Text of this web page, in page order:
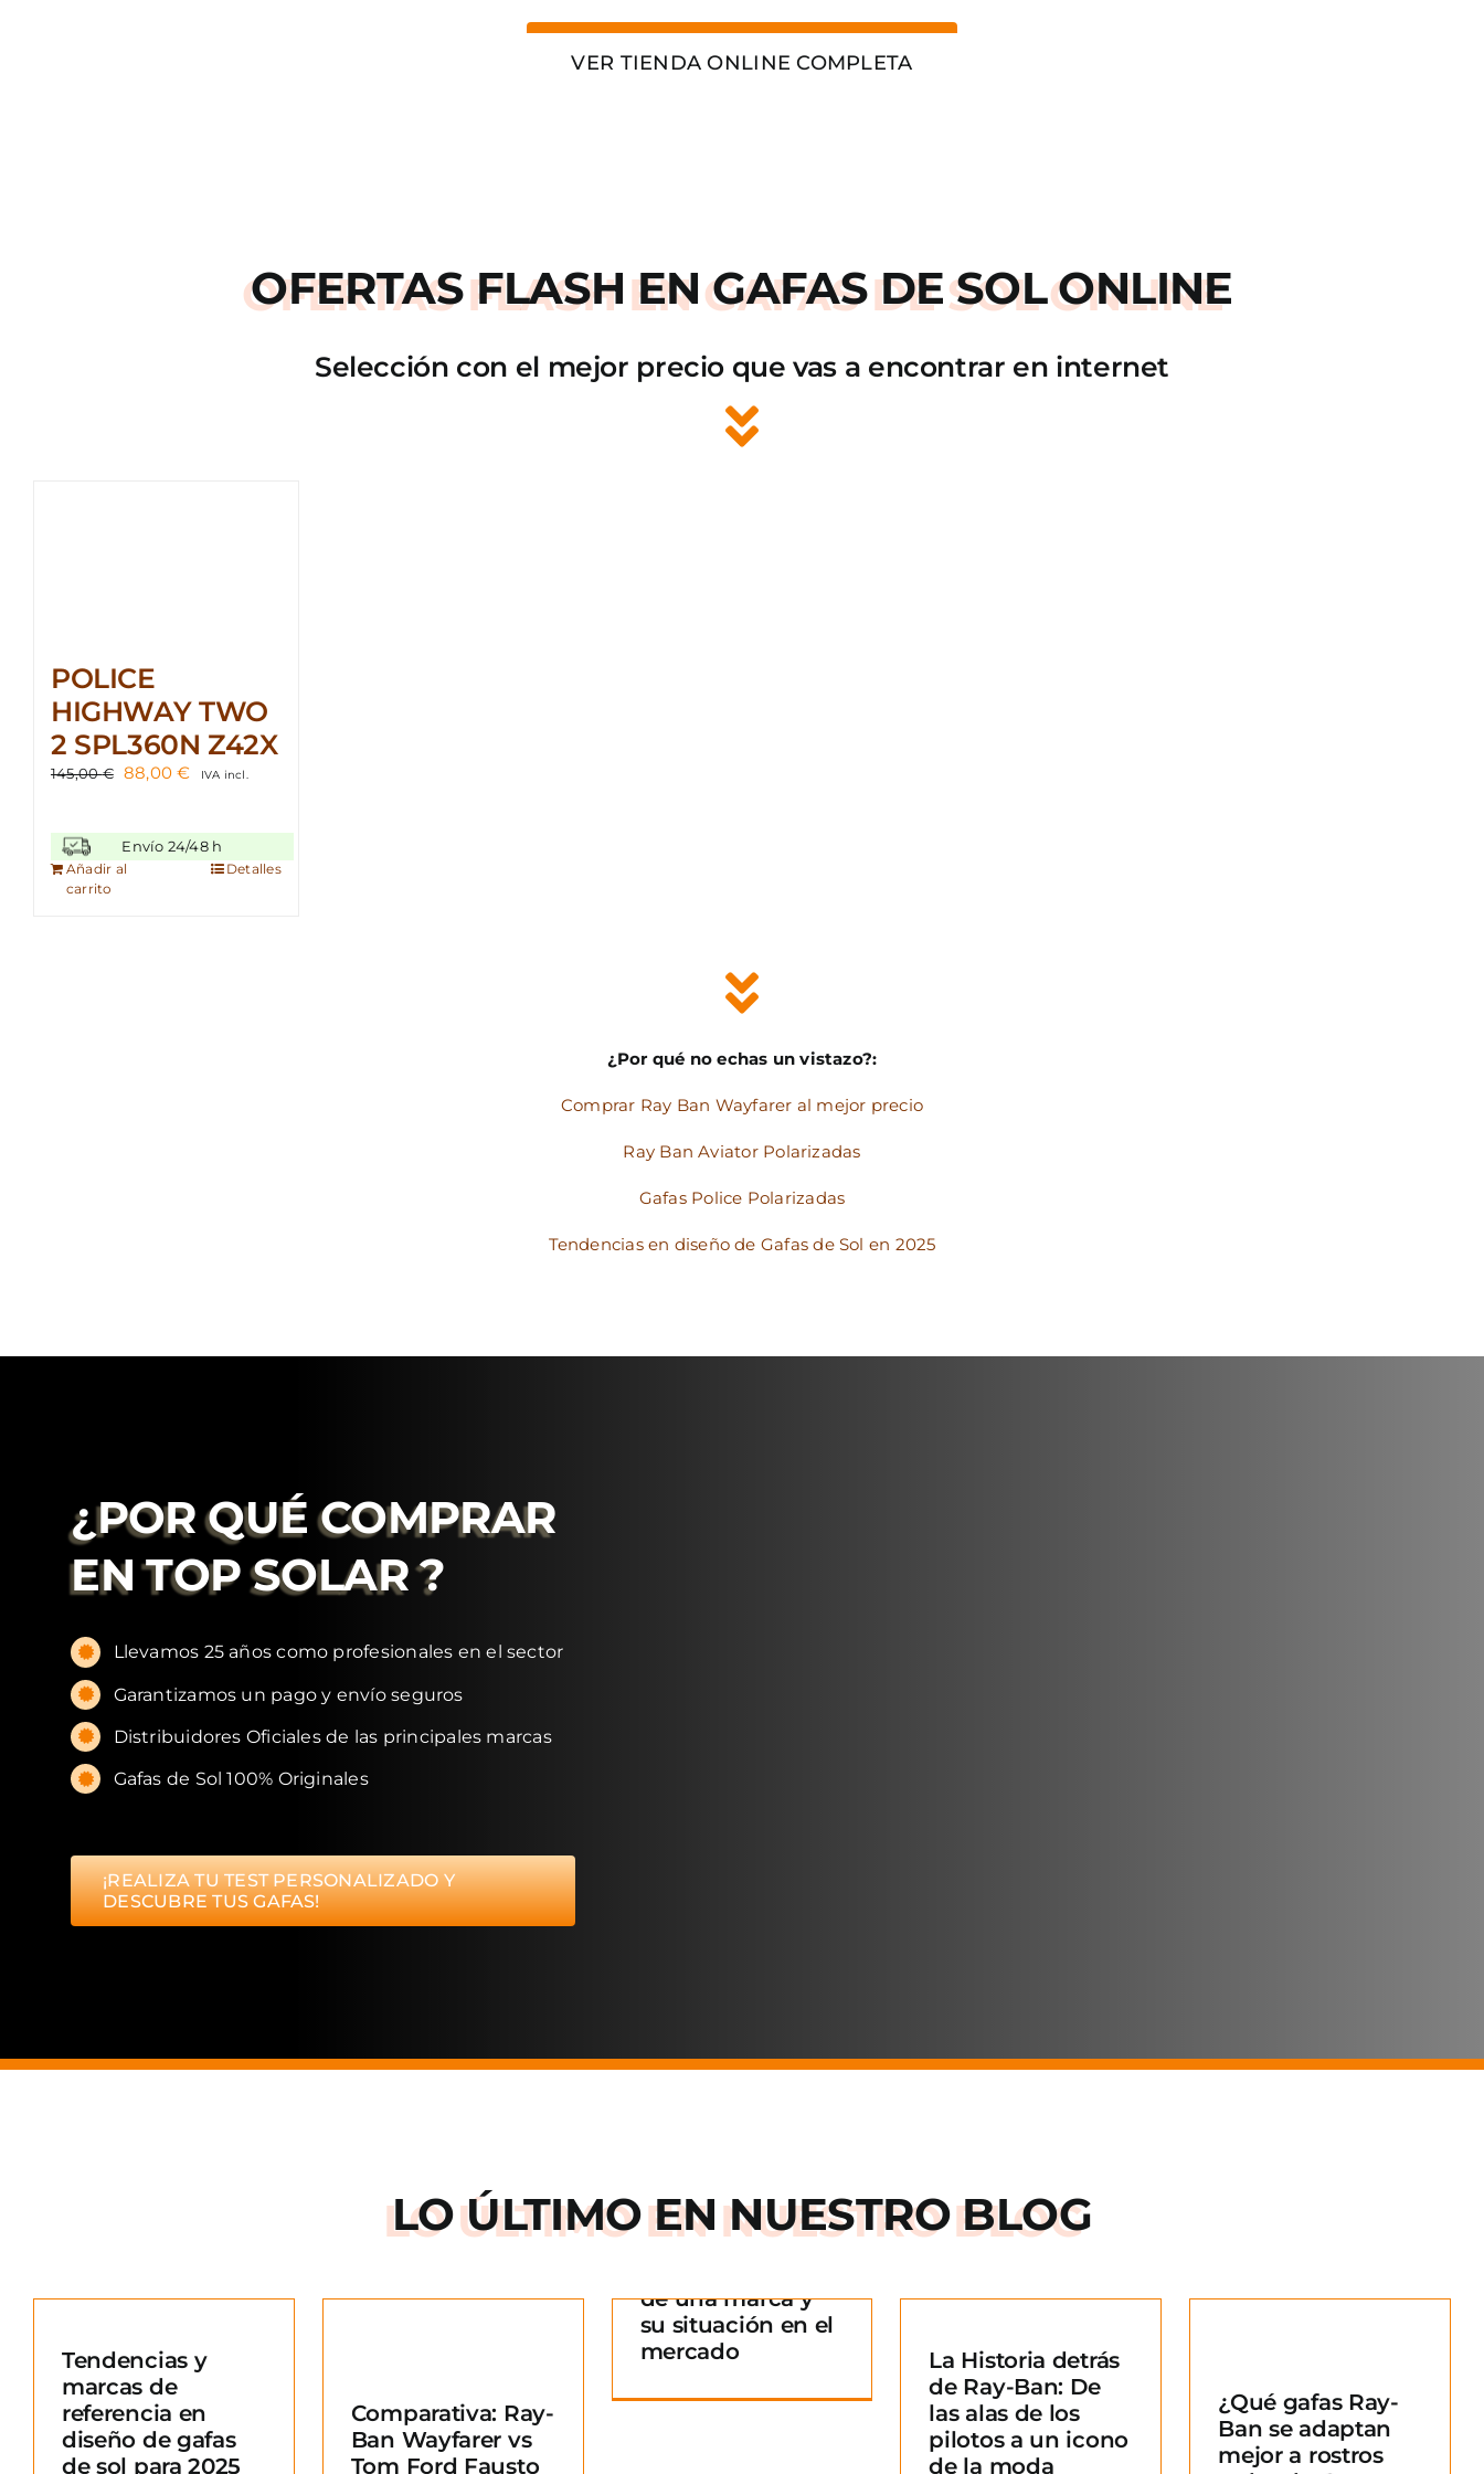
VER TIENDA ONLINE COMPLETA
OFERTAS FLASH EN GAFAS DE SOL ONLINE
Selección con el mejor precio que vas a encontrar en internet
POLICE
HIGHWAY TWO
2 SPL360N Z42X
145,00€ El
era:
145,00 €.
88,00€El
es:
88,00 €.
IVA incl.
Envío 24/48 h
Añadir al
carrito
Detalles
¿Por qué no echas un vistazo?:
Comprar Ray Ban Wayfarer al mejor precio
Ray Ban Aviator Polarizadas
Gafas Police Polarizadas
Tendencias en diseño de Gafas de Sol en 2025
¿POR QUÉ COMPRAR
EN TOP SOLAR ?
Llevamos 25 años como profesionales en el sector
Garantizamos un pago y envío seguros
Distribuidores Oficiales de las principales marcas
Gafas de Sol 100% Originales
¡REALIZA TU TEST PERSONALIZADO Y
DESCUBRE TUS GAFAS!
LO ÚLTIMO ENNUESTRO BLOG
Tendencias y
marcas de
referencia en
diseño de gafas
de sol para 2025
Comparativa: Ray-
Ban Wayfarer vs
Tom Ford Fausto
Comparativa: Ray-
Ban Wayfarer vs
Tom Ford Fausto
mercado
de una marca y
su situación en el
mercado
La Historia detrás
de Ray-Ban: De las
La Historia detrás
de Ray-Ban: De
las alas de los
pilotos a un icono
de la moda
¿Qué gafas Ray-
Ban se adaptan
mejor a rostros
redondos?
¿Qué gafas Ray-
Ban se adaptan
mejor a rostros